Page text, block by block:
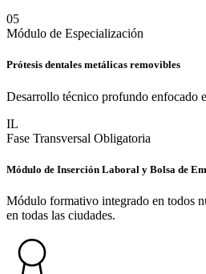
05
Módulo de Especialización
Prótesis dentales metálicas removibles
Desarrollo técnico profundo enfocado
IL
Fase Transversal Obligatoria
Módulo de Inserción Laboral y Bolsa de
Módulo formativo integrado en todos
en todas las ciudades.